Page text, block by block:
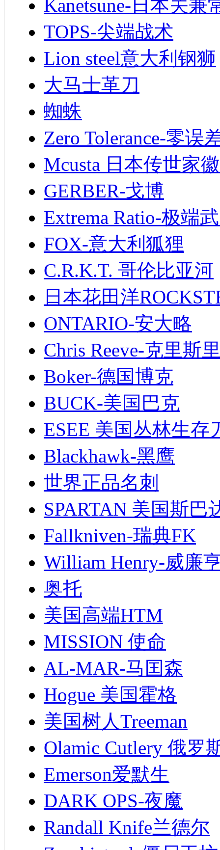
Kanetsune-日本关兼
TOPS-尖端战术
Lion steel意大利钢狮
大马士革刀
蜘蛛
Zero Tolerance-零误
Mcusta 日本传世家徽
GERBER-戈博
Extrema Ratio-极端
FOX-意大利狐狸
C.R.K.T. 哥伦比亚河
日本花田洋
ONTARIO-安大略
Chris Reeve-克里斯
Boker-德国博克
BUCK-美国巴克
ESEE 美国丛林生存
Blackhawk-黑鹰
世界正品名刺
SPARTAN 美国斯巴
Fallkniven-瑞典FK
William Henry-威廉
奥托
美国高端HTM
MISSION 使命
AL-MAR-马囯森
Hogue 美国霍格
美国树人Treeman
Olamic Cutlery 俄罗
Emerson爱默生
DARK OPS-夜魔
Randall Knife兰德尔